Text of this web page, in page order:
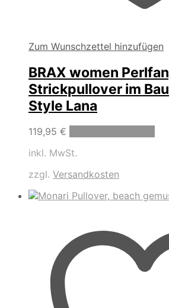
Zum Wunschzettel hinzufügen
BRAX women
Strickpullover im
Style Lana
119,95 €
Die
auf
der
inkl. MwSt.
zzgl. Versandkosten